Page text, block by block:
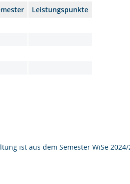
Leistungspunkte
ist aus dem Semester WiSe 2024/